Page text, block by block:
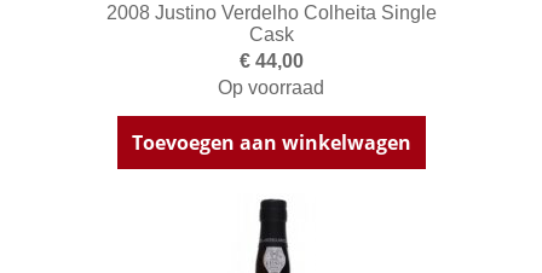
2008 Justino Verdelho Colheita Single
Cask
€ 44,00
Op voorraad
Toevoegen aan winkelwagen